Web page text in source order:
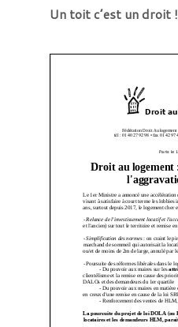
Un toit c’est un droit !